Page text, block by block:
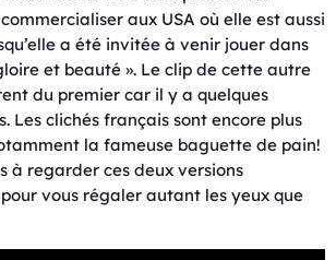
commercialiser aux USA où elle est aussi
a été invitée à venir jouer dans
et beauté ». Le clip de cette autre
du premier car il y a quelques
Les clichés français sont encore plus
la fameuse baguette de pain!
à regarder ces deux versions
vous régaler autant les yeux que